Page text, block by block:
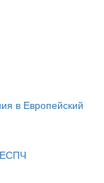
в Европейский
ЕСПЧ